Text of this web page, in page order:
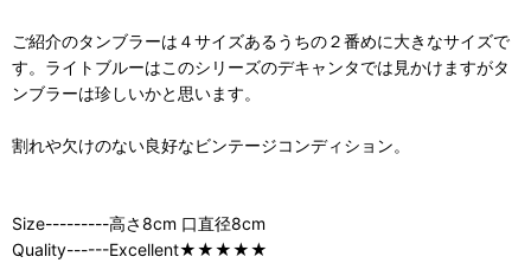
ご紹介のタンブラーは４サイズあるうちの２番めに大きなサイズで
す。ライトブルーはこのシリーズのデキャンタでは見かけますがタ
ンブラーは珍しいかと思います。
割れや欠けのない良好なビンテージコンディション。
Size---------高さ8cm 口直径8cm
Quality------Excellent★★★★★